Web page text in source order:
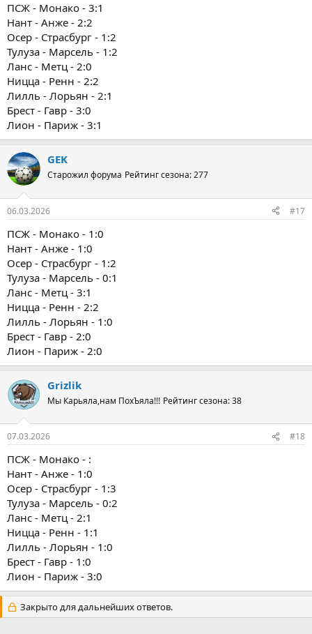
ПСЖ - Монако - 3:1
Нант - Анже - 2:2
Осер - Страсбург - 1:2
Тулуза - Марсель - 1:2
Ланс - Метц - 2:0
Ницца - Ренн - 2:2
Лилль - Лорьян - 2:1
Брест - Гавр - 3:0
Лион - Париж - 3:1
GEK
Старожил форума Рейтинг сезона: 277
06.03.2026 #17
ПСЖ - Монако - 1:0
Нант - Анже - 1:0
Осер - Страсбург - 1:2
Тулуза - Марсель - 0:1
Ланс - Метц - 3:1
Ницца - Ренн - 2:2
Лилль - Лорьян - 1:0
Брест - Гавр - 2:0
Лион - Париж - 2:0
Grizlik
Мы Карьяла,нам ПохЪяла!!! Рейтинг сезона: 38
07.03.2026 #18
ПСЖ - Монако - :
Нант - Анже - 1:0
Осер - Страсбург - 1:3
Тулуза - Марсель - 0:2
Ланс - Метц - 2:1
Ницца - Ренн - 1:1
Лилль - Лорьян - 1:0
Брест - Гавр - 1:0
Лион - Париж - 3:0
Закрыто для дальнейших ответов.